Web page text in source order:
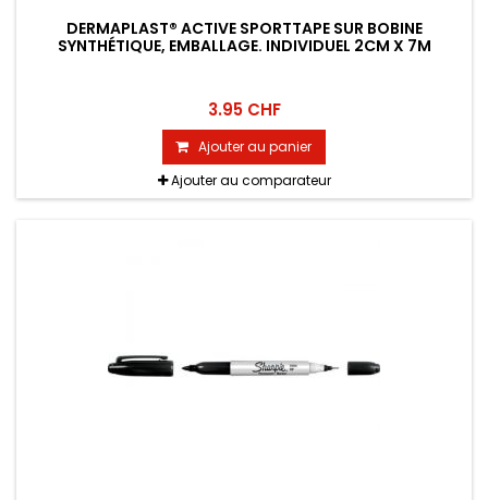
DERMAPLAST® ACTIVE SPORTTAPE SUR BOBINE
SYNTHÉTIQUE, EMBALLAGE. INDIVIDUEL 2CM X 7M
3.95 CHF
Ajouter au panier
Ajouter au comparateur